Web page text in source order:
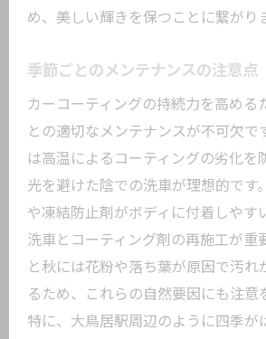
め、美しい輝きを保つことに繋がり
季節ごとのメンテナンスの注意点
カーコーティングの持続力を高める
との適切なメンテナンスが不可欠で
は高温によるコーティングの劣化を
光を避けた陰での洗車が理想的です
や凍結防止剤がボディに付着しやす
洗車とコーティング剤の再施工が重
と秋には花粉や落ち葉が原因で汚れ
るため、これらの自然要因にも注意
特に、大鳥居駅周辺のように四季が